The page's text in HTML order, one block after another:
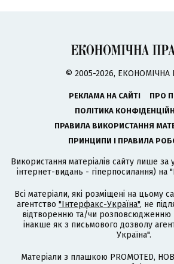
© 2005-2026, ЕКОНОМІЧНА
РЕКЛАМА НА САЙТІ
ПРО
ПОЛІТИКА
ПРАВИЛА ВИКОРИСТАННЯ
ПРИНЦИПИ І ПРАВИЛА
Використання матеріалів сайту лише за
інтернет-видань - гіперпосилання) на
Всі матеріали, які розміщені на цьому
агентство "Інтерфакс-Україна", не
відтворенню та/чи розповсюдженню
інакше як з письмового дозволу
Україна".
Матеріали з плашкою PROMOTED,